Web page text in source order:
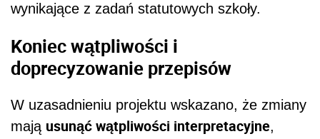
wynikające z zadań statutowych szkoły.
Koniec wątpliwości i
doprecyzowanie przepisów
W uzasadnieniu projektu wskazano, że zmiany
mają usunąć wątpliwości interpretacyjne,